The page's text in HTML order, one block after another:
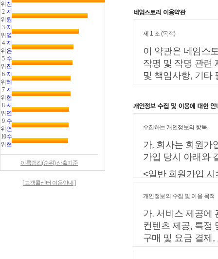
위 진
2
위
지
원
3
위
지
영
4
위
지
은
5
위
수
진
6
위
지
혜
7
위
지
현
8
위
서
연
9
위
수
연
10
위
수
현
이름랭킹(순위) 산출기준
[ 고객콜센터 이용안내 ]
제 1 조 (목적)
이 약관은 네임스
작명 및 작명 관련
및 책임사항, 기타
이 약관에서 사용
① "서비스"라 함은
장치를 포함)와 상
관련 제반 서비스
계약을 체결하고 "
③ "아이디(ID)"라
④ "비밀번호"라 함
하고 비밀보호를
다.
⑤ "유료서비스"라
수집하는 개인정보의 항목
가. 회사는 회원가
가입 당시 아래와
<일반 회원가입 시
- 선택사항 : 휴대
나. 서비스 이용과
있습니다.
- IP Address, 쿠키
개인정보의 수집 및 이용 목적
가. 서비스 제공에
컨텐츠 제공, 특정
구매 및 요금 결제,